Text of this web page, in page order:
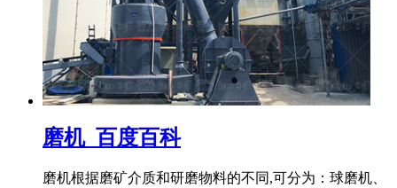
磨机_百度百科
磨机根据磨矿介质和研磨物料的不同,可分为：球磨机、